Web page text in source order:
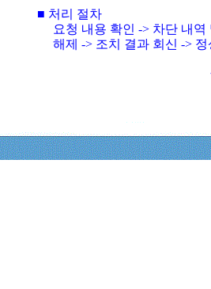
■ 처리 절차
요청 내용 확인 -> 차단 내
해제 -> 조치 결과 회신 ->